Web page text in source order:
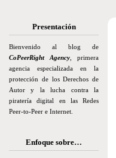
Presentación
Bienvenido al blog de
CoPeerRight Agency , primera
agencia especializada en la
protección de los Derechos de
Autor y la lucha contra la
piratería digital en las Redes
Peer-to-Peer e Internet.
Enfoque sobre…